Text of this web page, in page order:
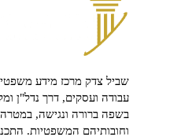
שביל צדק מרכז מידע משפטי
עבודה ועסקים, דרך נדל"ן
בשפה ברורה ונגישה, במטרה
וחובותיהם המשפטיות.